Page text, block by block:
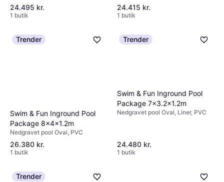
24.495 kr.
1 butik
24.415 kr.
1 butik
Trender
Swim & Fun Inground Pool
Package 8x4x1.2m
Nedgravet pool Oval, PVC
26.380 kr.
1 butik
Trender
Swim & Fun Inground Pool
Package 7x3.2x1.2m
Nedgravet pool Oval, Liner, PVC
24.480 kr.
1 butik
Trender